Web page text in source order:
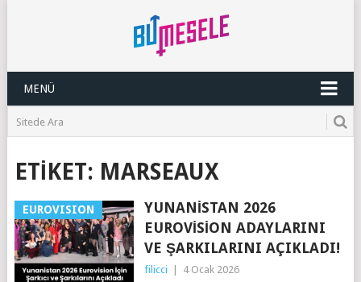
MENÜ
ETIKET: MARSEAUX
EUROVISION
YUNANISTAN 2026
EUROVISION ADAYLARINI
VE ŞARKILARINI AÇIKLADI!
filicci 4 Ocak 2026